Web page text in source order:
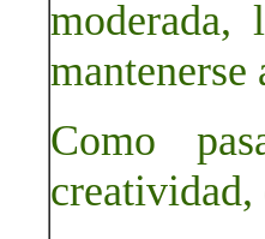
mantenerse
Como